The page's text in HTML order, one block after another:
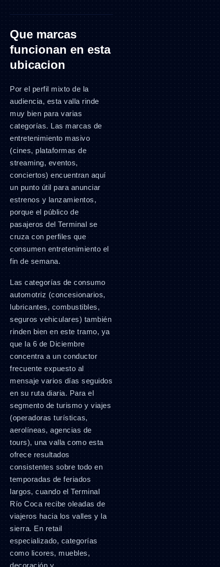
Que marcas
funcionan en esta
ubicacion
Por el perfil mixto de la
audiencia, esta valla rinde
muy bien para varias
categorías. Las marcas de
entretenimiento masivo
(cines, plataformas de
streaming, eventos,
conciertos) encuentran aquí
un punto útil para anunciar
estrenos y lanzamientos,
porque el público de
pasajeros del Terminal se
cruza con perfiles que
consumen entretenimiento el
fin de semana.
Las categorías de consumo
automotriz (concesionarios,
lubricantes, combustibles,
seguros vehiculares) también
rinden bien en este tramo, ya
que la 6 de Diciembre
concentra a un conductor
frecuente expuesto al
mensaje varios días seguidos
en su ruta diaria. Para el
segmento de turismo y viajes
(operadoras turísticas,
aerolíneas, agencias de
tours), una valla como esta
ofrece resultados
consistentes sobre todo en
temporadas de feriados
largos, cuando el Terminal
Río Coca recibe oleadas de
viajeros hacia los valles y la
sierra. En retail
especializado, categorías
como licores, muebles,